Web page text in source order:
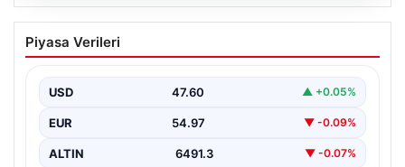
2 yaşındaki bebeği Heimlich
manevrasıyla kurtaran personele ödül
Kurtaran Güvenlik Görevlilerine Takdir Ödülü”,
“content”: “…
Piyasa Verileri
USD 47.60 ▲ +0.05%
EUR 54.97 ▼ -0.09%
ALTIN 6491.3 ▼ -0.07%